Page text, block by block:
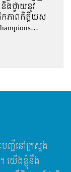
ងថ្វាយនូវ
ភាពកិត្តិយស
បញ្ជីនៅក្រសួង
យើងខ្ញុំនឹង